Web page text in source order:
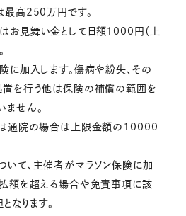
高250万円です。
見舞い金として日額1000円（上
に加入します。傷病や紛失、その
置を行う他は保険の補償の範囲を
せん。
通院の場合は上限金額の10000
て、主催者がマラソン保険に加
払額を超える場合や免責事項に該
なります。